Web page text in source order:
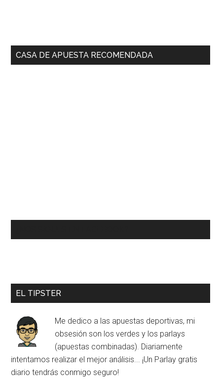
CASA DE APUESTA RECOMENDADA
EL TIPSTER
Me dedico a las apuestas deportivas, mi
obsesión son los verdes y los parlays
(apuestas combinadas). Diariamente
intentamos realizar el mejor análisis... ¡Un Parlay gratis
diario tendrás conmigo seguro!